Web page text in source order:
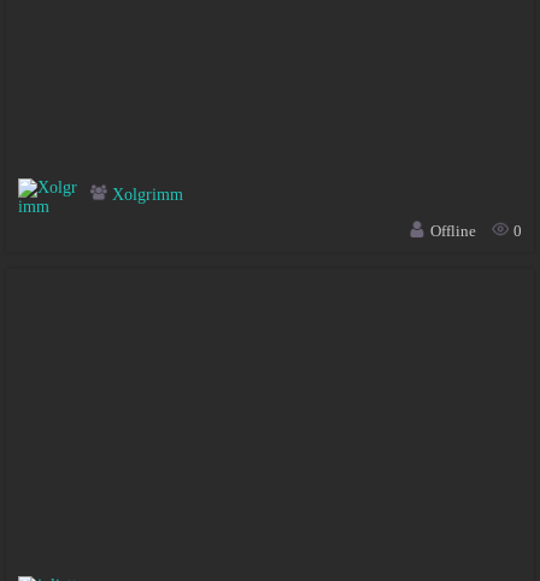
Xolgrimm
Offline
0